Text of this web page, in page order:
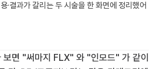
·결과가 갈리는 두 시술을 한 화면에 정리했어
보면 "써마지 FLX" 와 "인모드" 가 같이